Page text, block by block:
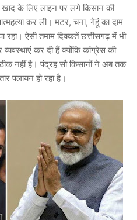
के लिए लाइन पर लगे किसान की
कर ली। मटर, चना, गेहूं का दाम
रहा। ऐसी तमाम दिक्कतें छत्तीसगढ़ में भी
कर दी हैं क्योंकि कांग्रेस की
नहीं है। पंद्रह सौ किसानों ने अब तक
पलायन हो रहा है।